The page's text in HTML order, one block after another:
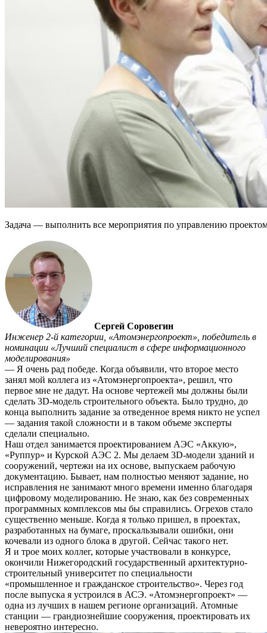
Задача — выполнить все мероприятия по управлению
Сергей Соровегин
Инженер 2-й категории, «Атомэнергопроект», победитель в
номинации «Лучший специалист в сфере информационного
моделирования»
— Я очень рад победе. Когда объявили, что второе место
занял мой коллега из «Атомэнергопроекта», решил, что
первое мне не дадут. На основе чертежей мы должны были
сделать 3D-модель строительного объекта. Было трудно, до
конца выполнить задание за отведенное время никто не успел
— задания такой сложности и в таком объеме эксперты
сделали специально.
Наш отдел занимается проектированием АЭС «Аккую»,
«Руппур» и Курской АЭС 2. Мы делаем 3D-модели зданий и
сооружений, чертежи на их основе, выпускаем рабочую
документацию. Бывает, нам полностью меняют задание, но
исправления не занимают много времени именно благодаря
цифровому моделированию. Не знаю, как без современных
программных комплексов мы бы справились. Огрехов стало
существенно меньше. Когда я только пришел, в проектах,
разработанных на бумаге, проскальзывали ошибки, они
кочевали из одного блока в другой. Сейчас такого нет.
Я и трое моих коллег, которые участвовали в конкурсе,
окончили Нижегородский государственный архитектурно-
строительный университет по специальности
«промышленное и гражданское строительство». Через год
после выпуска я устроился в АСЭ. «Атомэнергопроект» —
одна из лучших в нашем регионе организаций. Атомные
станции — грандиознейшие сооружения, проектировать их
невероятно интересно.